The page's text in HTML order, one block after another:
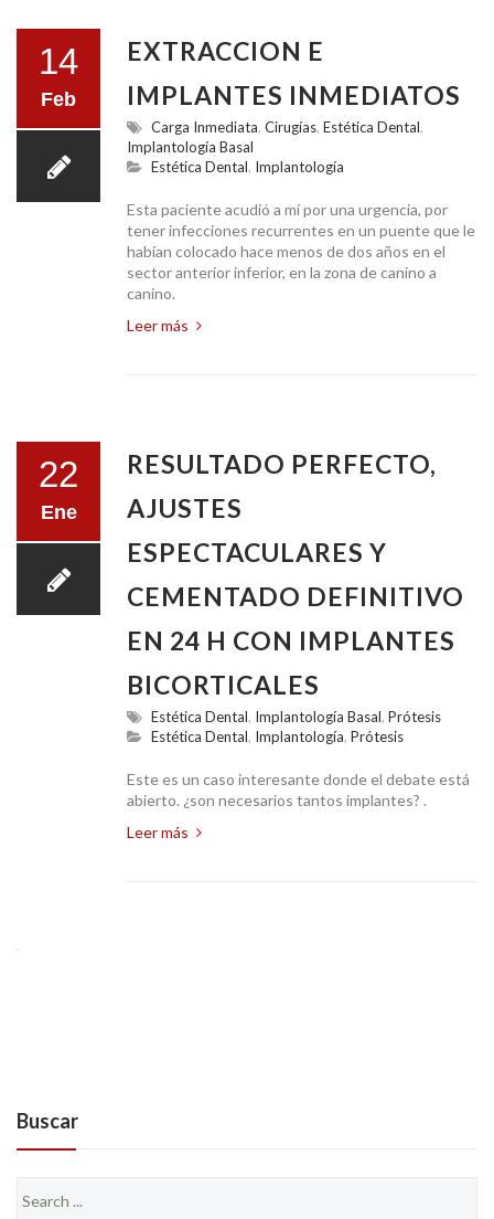
14
Feb
EXTRACCION E
IMPLANTES INMEDIATOS
Carga Inmediata, Cirugías, Estética Dental,
Implantología Basal
Estética Dental, Implantología
Esta paciente acudió a mí por una urgencia, por
tener infecciones recurrentes en un puente que le
habían colocado hace menos de dos años en el
sector anterior inferior, en la zona de canino a
canino.
Leer más
22
Ene
RESULTADO PERFECTO,
AJUSTES
ESPECTACULARES Y
CEMENTADO DEFINITIVO
EN 24 H CON IMPLANTES
BICORTICALES
Estética Dental, Implantología Basal, Prótesis
Estética Dental, Implantología, Prótesis
Este es un caso interesante donde el debate está
abierto. ¿son necesarios tantos implantes? .
Leer más
Buscar
for: